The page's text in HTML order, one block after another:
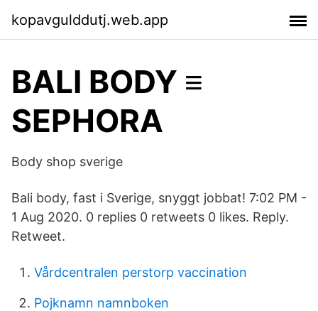
kopavgulddutj.web.app
BALI BODY ≡
SEPHORA
Body shop sverige
Bali body, fast i Sverige, snyggt jobbat! 7:02 PM -
1 Aug 2020. 0 replies 0 retweets 0 likes. Reply.
Retweet.
Vårdcentralen perstorp vaccination
Pojknamn namnboken